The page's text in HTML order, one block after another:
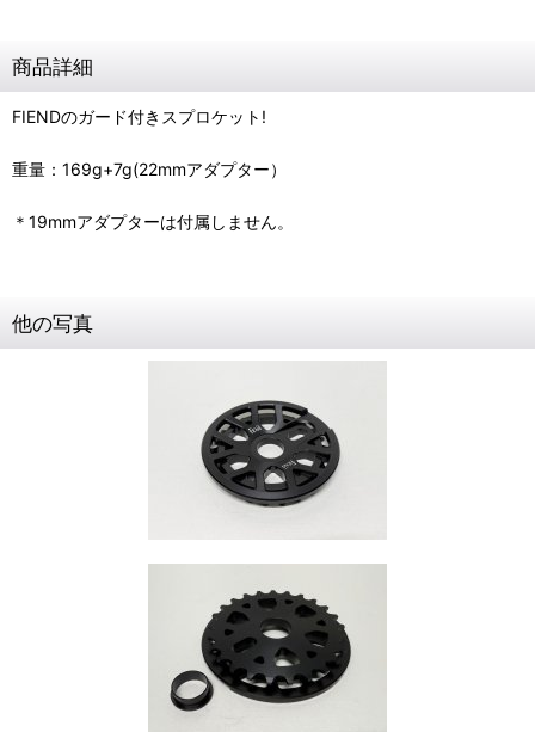
商品詳細
FIENDのガード付きスプロケット!
重量：169g+7g(22mmアダプター）
＊19mmアダプターは付属しません。
他の写真